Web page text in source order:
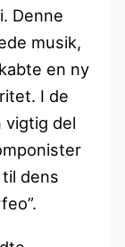
Denne
musik,
en ny
I de
vigtig del
dens